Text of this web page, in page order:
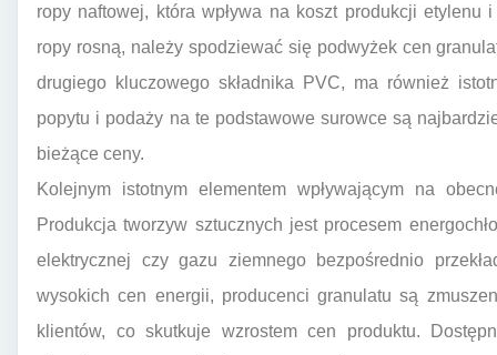
ropy naftowej, która wpływa na koszt produkcji
ropy rosną, należy spodziewać się podwyżek cen
drugiego kluczowego składnika PVC, ma również
popytu i podaży na te podstawowe surowce są
bieżące ceny.
Kolejnym istotnym elementem wpływającym na
Produkcja tworzyw sztucznych jest procesem
elektrycznej czy gazu ziemnego bezpośrednio
wysokich cen energii, producenci granulatu są
klientów, co skutkuje wzrostem cen produktu.